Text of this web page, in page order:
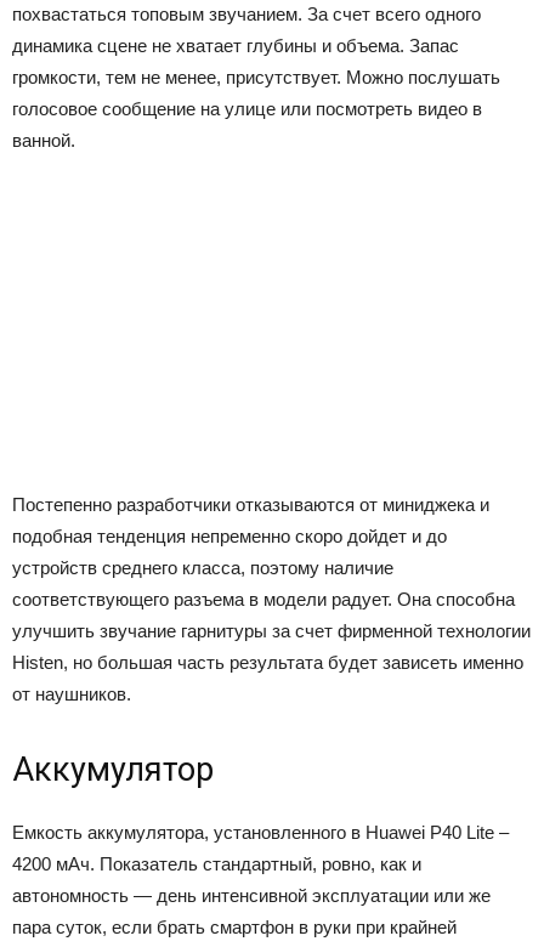
похвастаться топовым звучанием. За счет всего одного
динамика сцене не хватает глубины и объема. Запас
громкости, тем не менее, присутствует. Можно послушать
голосовое сообщение на улице или посмотреть видео в
ванной.
Постепенно разработчики отказываются от миниджека и
подобная тенденция непременно скоро дойдет и до
устройств среднего класса, поэтому наличие
соответствующего разъема в модели радует. Она способна
улучшить звучание гарнитуры за счет фирменной технологии
Histen, но большая часть результата будет зависеть именно
от наушников.
Аккумулятор
Емкость аккумулятора, установленного в Huawei P40 Lite –
4200 мАч. Показатель стандартный, ровно, как и
автономность — день интенсивной эксплуатации или же
пара суток, если брать смартфон в руки при крайней